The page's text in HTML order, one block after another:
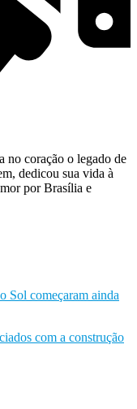
no coração o legado de
dedicou sua vida à
por Brasília e
Sol começaram ainda
com a construção